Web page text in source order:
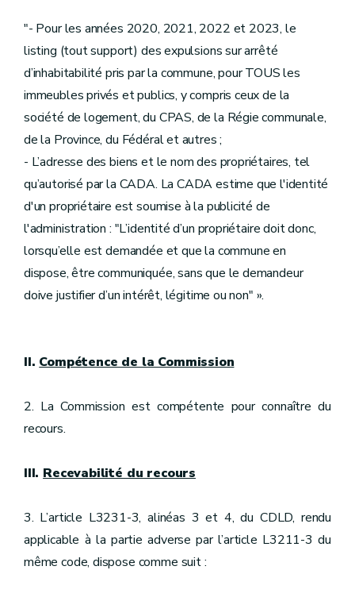
"- Pour les années 2020, 2021, 2022 et 2023, le
listing (tout support) des expulsions sur arrêté
d’inhabitabilité pris par la commune, pour TOUS les
immeubles privés et publics, y compris ceux de la
société de logement, du CPAS, de la Régie communale,
de la Province, du Fédéral et autres ;
- L’adresse des biens et le nom des propriétaires, tel
qu’autorisé par la CADA. La CADA estime que l'identité
d'un propriétaire est soumise à la publicité de
l'administration : "L’identité d’un propriétaire doit donc,
lorsqu’elle est demandée et que la commune en
dispose, être communiquée, sans que le demandeur
doive justifier d’un intérêt, légitime ou non" ».
II. Compétence de la Commission
2. La Commission est compétente pour connaître du
recours.
III. Recevabilité du recours
3. L’article L3231-3, alinéas 3 et 4, du CDLD, rendu
applicable à la partie adverse par l’article L3211-3 du
même code, dispose comme suit :